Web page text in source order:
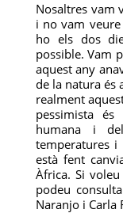
Nosaltres vam
i no vam
ho els dos
possible. Vam
aquest any
de la natura és
realment
pessimista
humana i
temperatures i
està fent
Àfrica. Si
podeu
Naranjo i Carla